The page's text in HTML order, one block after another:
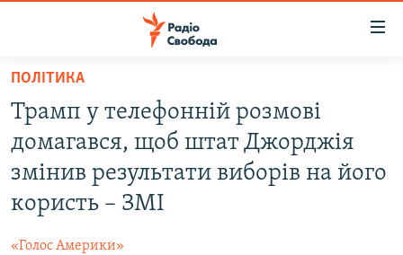
Перейти
основного
матеріалу
Перейти
до
основної
Перейти
РАДІО СВОБОДА – 70 РОКІВ
ВСЕ ЗА ДОБУ
СТАТТІ
ПОЛІТИКА
Трамп у телефонній розмові
домагався, щоб штат Джорджія
змінив результати виборів на його
користь – ЗМІ
«Голос Америки»